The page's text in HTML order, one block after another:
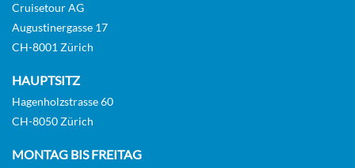
Cruisetour AG
Augustinergasse 17
CH-8001 Zürich
HAUPTSITZ
Hagenholzstrasse 60
CH-8050 Zürich
MONTAG BIS FREITAG